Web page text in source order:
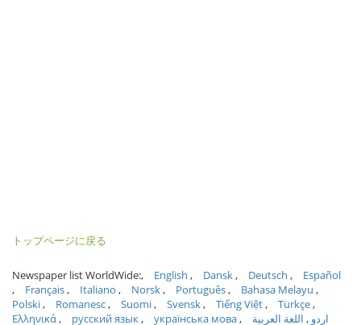
トップページに戻る
Newspaper list WorldWide: English Dansk Deutsch
Español
Français
Italiano Norsk Português
Bahasa Melayu
Polski
Romanesc Suomi Svensk Tiếng Việt
Türkçe
Ελληνικά
русский язык українська мова اردو اللغة العربية